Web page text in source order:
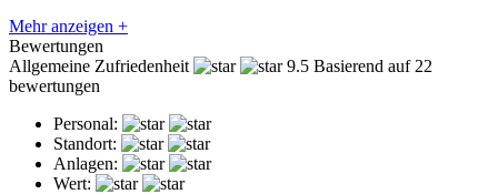
Mehr anzeigen +
Bewertungen
Allgemeine Zufriedenheit
9.5 Basierend auf 22
bewertungen
Personal:
Standort:
Anlagen:
Wert: